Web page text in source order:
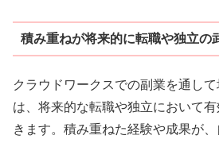
積み重ねが将来的に転職や独立の
クラウドワークスでの副業を通し
は、将来的な転職や独立において
きます。積み重ねた経験や成果が